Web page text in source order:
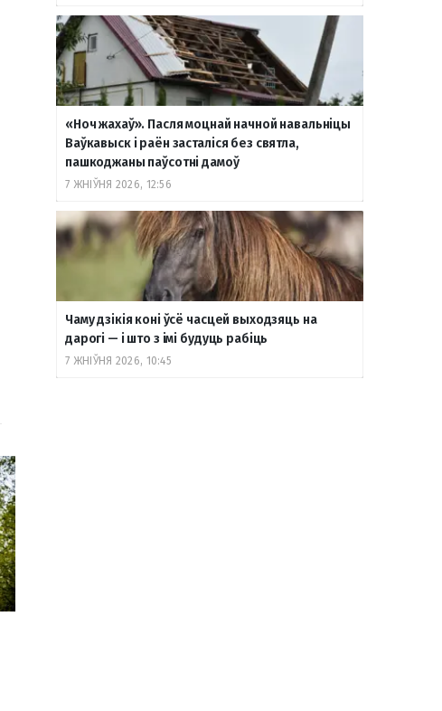
«Ноч жахаў». Пасля моцнай начной навальніцы
Ваўкавыск і раён засталіся без святла,
пашкоджаны паўсотні дамоў
7 ЖНІЎНЯ 2026, 12:56
Чаму дзікія коні ўсё часцей выходзяць на
дарогі — і што з імі будуць рабіць
7 ЖНІЎНЯ 2026, 10:45